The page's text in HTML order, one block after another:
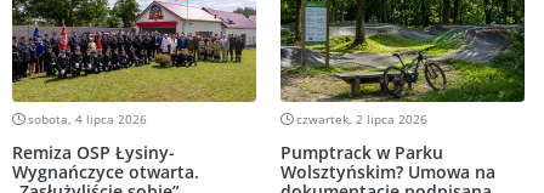
sobota, 4 lipca 2026
Remiza OSP Łysiny-
Wygnańczyce otwarta.
czwartek, 2 lipca 2026
Pumptrack w Parku
Wolsztyńskim? Umowa na